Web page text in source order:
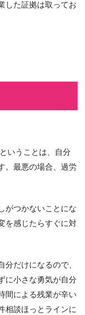
した証拠は取ってお
いうことは、自分
。最悪の場合、過労
がつかないことにな
を感じたらすぐに対
だけになるので、
に小さな勇気が自分
間による残業が辛い
相談ほっとラインに